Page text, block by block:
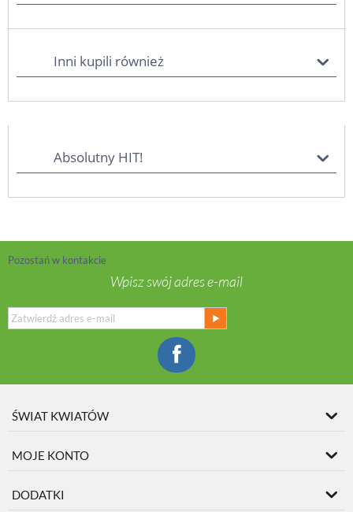
Inni kupili również
Absolutny HIT!
Pozostań w kontakcie
Wpisz swój adres e-mail
ŚWIAT KWIATÓW
MOJE KONTO
DODATKI